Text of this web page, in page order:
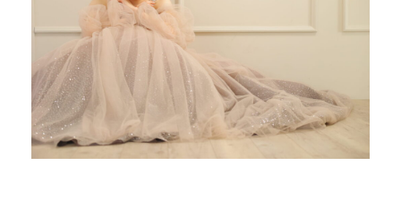
Wedding
collection
kimono
#サイトマップ